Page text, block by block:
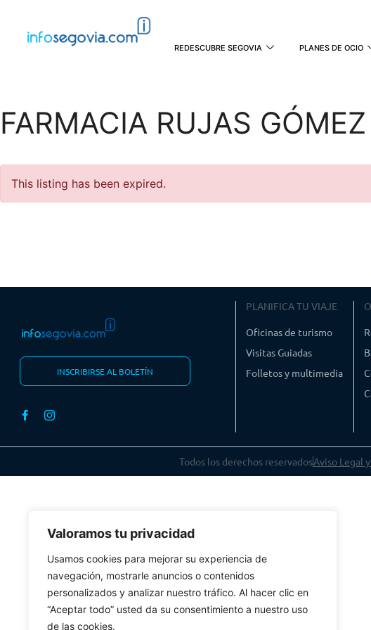
Valoramos tu privacidad
Usamos cookies para mejorar su experiencia de
navegación, mostrarle anuncios o contenidos
personalizados y analizar nuestro tráfico. Al hacer clic en
“Aceptar todo” usted da su consentimiento a nuestro uso
de las cookies.
REDESCUBRE SEGOVIA PLANES DE OCIO
FARMACIA RUJAS GÓMEZ
This listing has been expired.
INSCRIBIRSE AL BOLETÍN
PLANIFICA TU VIAJE
Oficinas de turismo
Visitas Guiadas
Folletos y multimedia
Todos los derechos reservadosAviso Legal